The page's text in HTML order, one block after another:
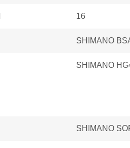
16
SHIMANO
SHIMANO
SHIMANO